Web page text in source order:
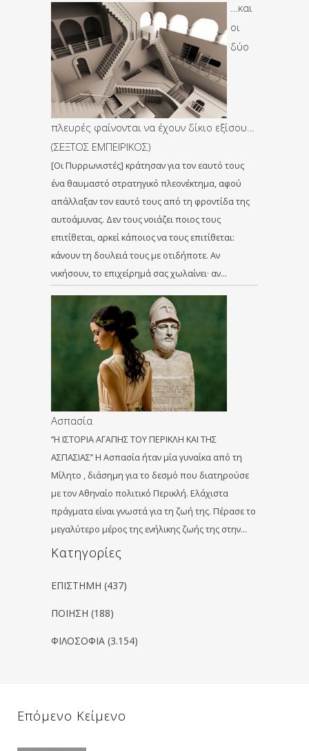
…και
οι
δύο
πλευρές φαίνονται να έχουν δίκιο εξίσου…
(ΣΕΞΤΟΣ ΕΜΠΕΙΡΙΚΟΣ)
[Οι Πυρρωνιστές] κράτησαν για τον εαυτό τους
ένα θαυμαστό στρατηγικό πλεονέκτημα, αφού
απάλλαξαν τον εαυτό τους από τη φροντίδα της
αυτοάμυνας. Δεν τους νοιάζει ποιος τους
επιτίθεται, αρκεί κάποιος να τους επιτίθεται:
κάνουν τη δουλειά τους με οτιδήποτε. Αν
νικήσουν, το επιχείρημά σας χωλαίνει· αν…
Ασπασία
‘’Η ΙΣΤΟΡΙΑ ΑΓΑΠΗΣ ΤΟΥ ΠΕΡΙΚΛΗ ΚΑΙ ΤΗΣ
ΑΣΠΑΣΙΑΣ’’ Η Ασπασία ήταν μία γυναίκα από τη
Μίλητο , διάσημη για το δεσμό που διατηρούσε
με τον Αθηναίο πολιτικό Περικλή. Ελάχιστα
πράγματα είναι γνωστά για τη ζωή της. Πέρασε το
μεγαλύτερο μέρος της ενήλικης ζωής της στην…
Kατηγορίες
ΕΠΙΣΤΗΜΗ (437)
ΠΟΙΗΣΗ (188)
ΦΙΛΟΣΟΦΙΑ (3.154)
Επόμενο Κείμενο